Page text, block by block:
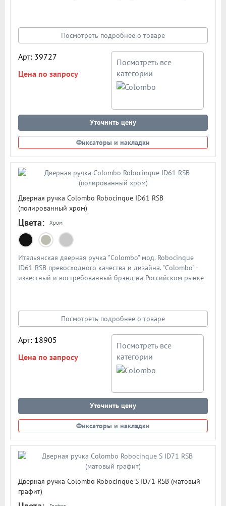
Посмотреть подробнее о товаре
Арт: 39727
Цена по запросу
Посмотреть все
категории
Уточнить цену
Фиксаторы и накладки
Дверная ручка Colombo Robocinque ID61 RSB
(полированный хром)
Цвета: Хром
Итальянская дверная ручка "Colombo" мод. Robocinque
ID61 RSB превосходного качества и дизайна. "Colombo" -
известный и востребованный брэнд на Российском рынке
Посмотреть подробнее о товаре
Арт: 18905
Цена по запросу
Посмотреть все
категории
Уточнить цену
Фиксаторы и накладки
Дверная ручка Colombo Robocinque S ID71 RSB (матовый
графит)